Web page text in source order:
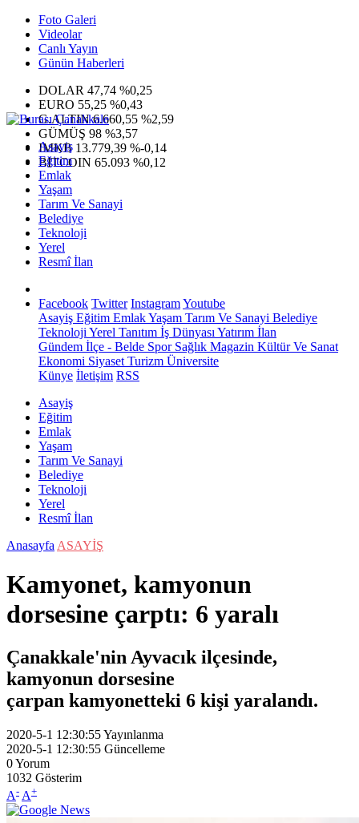
Foto Galeri
Videolar
Canlı Yayın
Günün Haberleri
DOLAR 47,74 %0,25
EURO 55,25 %0,43
G.ALTIN6.660,55 %2,59
GÜMÜŞ 98 %3,57
IMKB 13.779,39 %-0,14
BITCOIN 65.093 %0,12
Asayiş
Eğitim
Emlak
Yaşam
Tarım Ve Sanayi
Belediye
Teknoloji
Yerel
Resmî İlan
Facebook Twitter InstagramYoutube
Asayiş Eğitim EmlakYaşam Tarım Ve Sanayi Belediye
Teknoloji Yerel Tanıtım İş Dünyası Yatırım İlan
Gündem İlçe - Belde SporSağlık Magazin Kültür Ve Sanat
Ekonomi Siyaset Turizm Üniversite
Künye İletişim RSS
Asayiş
Eğitim
Emlak
Yaşam
Tarım Ve Sanayi
Belediye
Teknoloji
Yerel
Resmî İlan
Anasayfa ASAYİŞ
Kamyonet, kamyonun
dorsesine çarptı: 6 yaralı
Çanakkale'nin Ayvacık ilçesinde,
kamyonun dorsesine
çarpan kamyonetteki 6 kişi yaralandı.
2020-5-1 12:30:55Yayınlanma
2020-5-1 12:30:55 Güncelleme
0Yorum
1032 Gösterim
A- A+